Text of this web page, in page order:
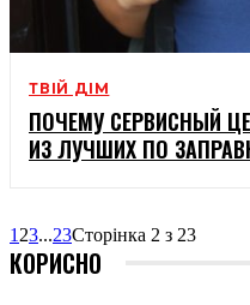
ТВІЙ ДІМ
ПОЧЕМУ СЕРВИСНЫЙ
ИЗ ЛУЧШИХ ПО
1 23...23Сторінка 2 з 23
КОРИСНО